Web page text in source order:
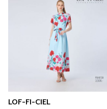
LOF-FI-CIEL